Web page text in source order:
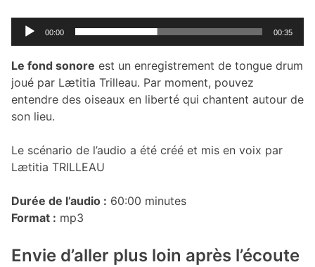
Lecteur00:00 00:35
Le fond sonore est un enregistrement de tongue drum
joué par Lætitia Trilleau. Par moment, pouvez
entendre des oiseaux en liberté qui chantent autour de
son lieu.
Le scénario de l’audio a été créé et mis en voix par
Lætitia TRILLEAU
Durée de l’audio : 60:00 minutes
Format : mp3
Envie d’aller plus loin après l’écoute